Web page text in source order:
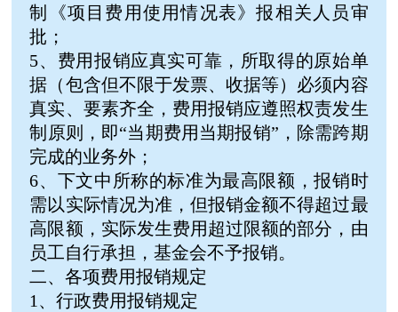
制《项目费用使用情况表》报相关人员审
批；
5、费用报销应真实可靠，所取得的原始单
据（包含但不限于发票、收据等）必须内容
真实、要素齐全，费用报销应遵照权责发生
制原则，即“当期费用当期报销”，除需跨期
完成的业务外；
6、下文中所称的标准为最高限额，报销时
需以实际情况为准，但报销金额不得超过最
高限额，实际发生费用超过限额的部分，由
员工自行承担，基金会不予报销。
二、各项费用报销规定
1、行政费用报销规定